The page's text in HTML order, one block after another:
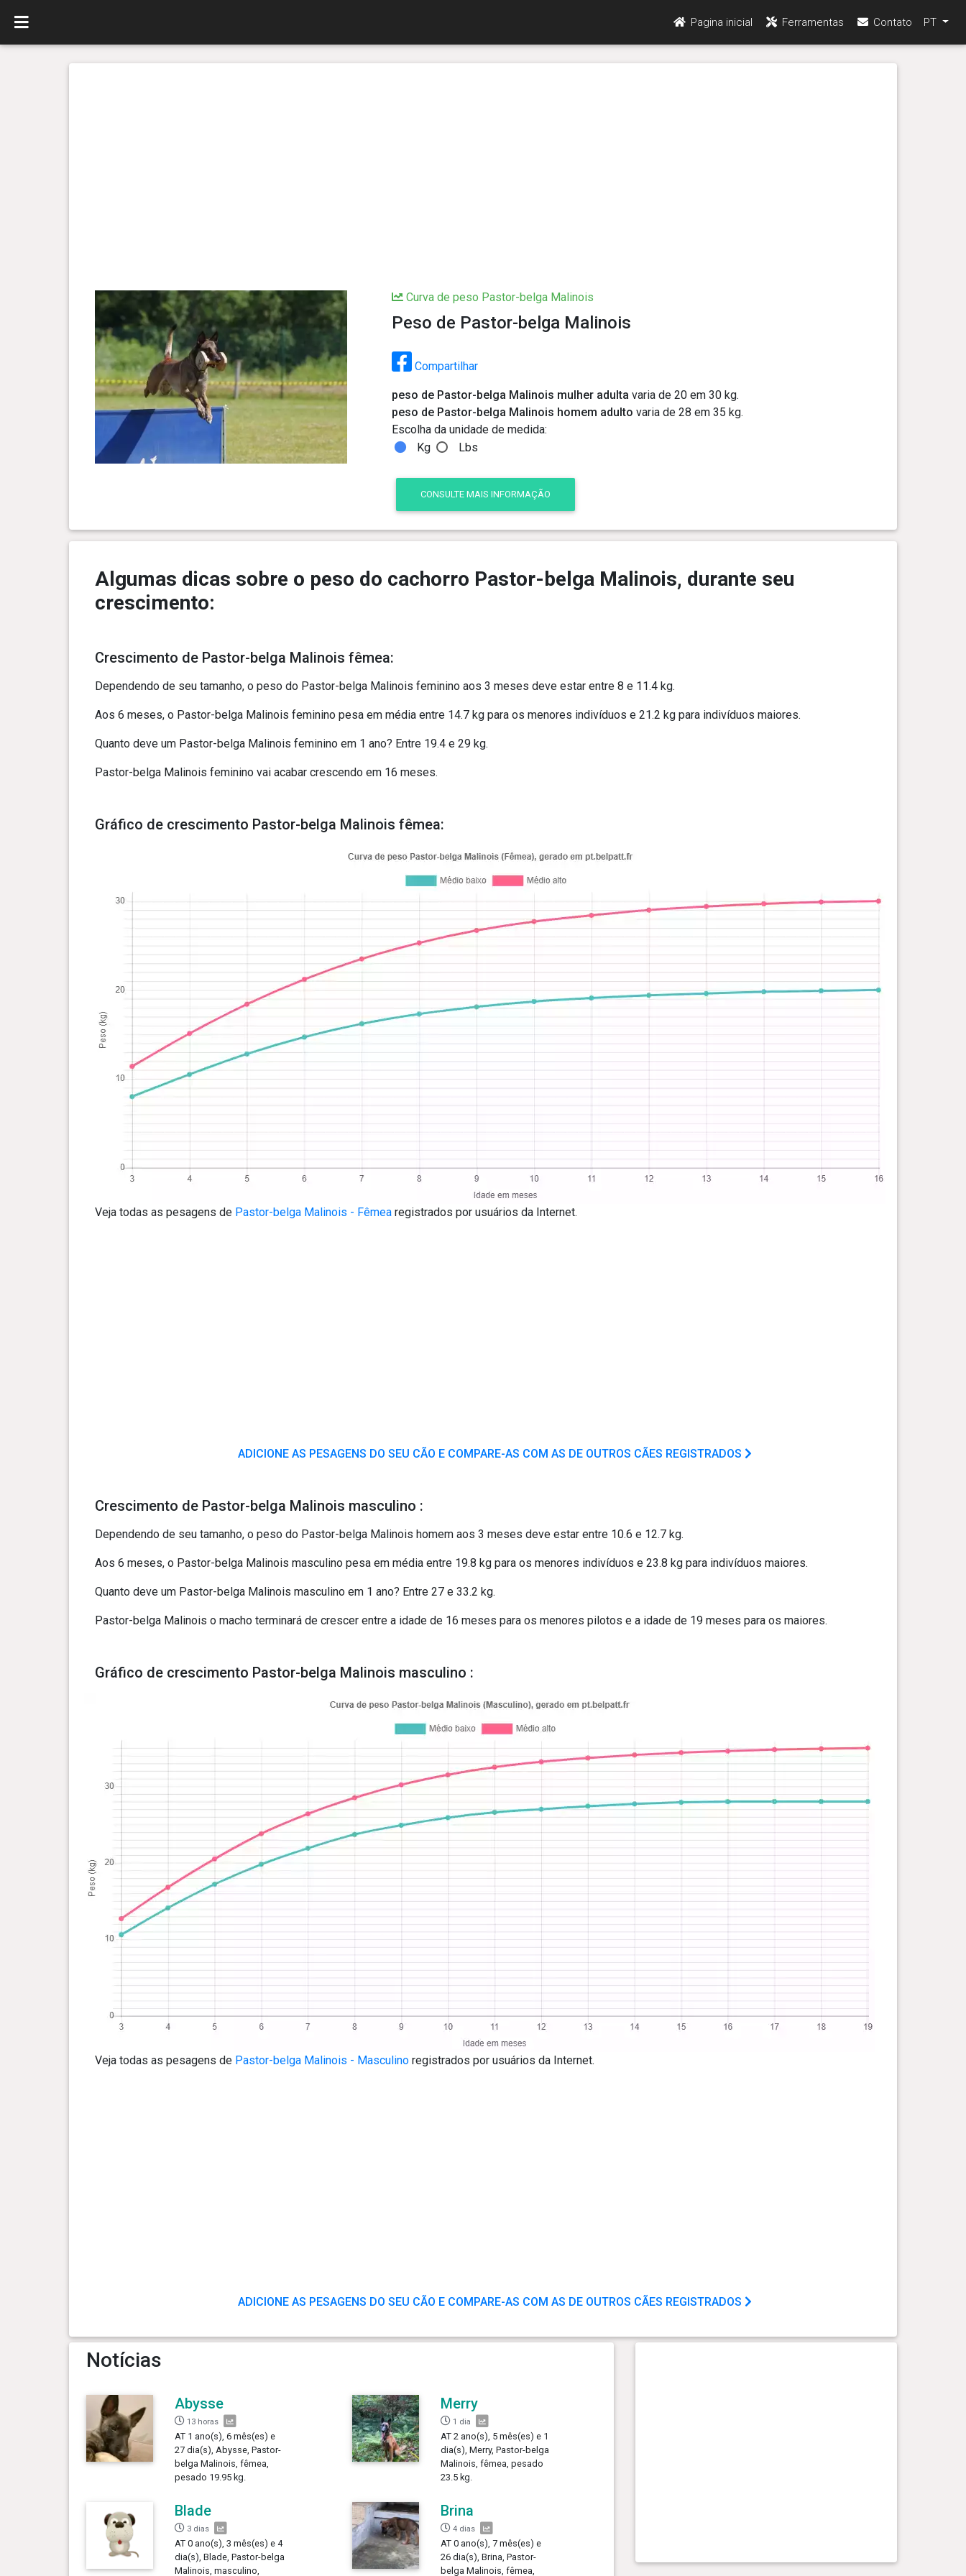
Pagina inicial Ferramentas Contato PT
Curva de peso Pastor-belga Malinois
Peso de Pastor-belga Malinois
Compartilhar
peso de Pastor-belga Malinois mulher adulta varia de 20 em 30 kg.
peso de Pastor-belga Malinois homem adulto varia de 28 em 35 kg.
Escolha da unidade de medida:
Kg
Lbs
CONSULTE MAIS INFORMAÇÃO
Algumas dicas sobre o peso do cachorro Pastor-belga Malinois, durante seu
crescimento:
Crescimento de Pastor-belga Malinois fêmea:
Dependendo de seu tamanho, o peso do Pastor-belga Malinois feminino aos 3 meses deve estar entre 8 e 11.4 kg.
Aos 6 meses, o Pastor-belga Malinois feminino pesa em média entre 14.7 kg para os menores indivíduos e 21.2 kg para indivíduos maiores.
Quanto deve um Pastor-belga Malinois feminino em 1 ano? Entre 19.4 e 29 kg.
Pastor-belga Malinois feminino vai acabar crescendo em 16 meses.
Gráfico de crescimento Pastor-belga Malinois fêmea:
Veja todas as pesagens de Pastor-belga Malinois - Fêmearegistrados por usuários da Internet.
ADICIONE AS PESAGENS DO SEU CÃO E COMPARE-AS COM AS DE OUTROS CÃES REGISTRADOS
Crescimento de Pastor-belga Malinois masculino :
Dependendo de seu tamanho, o peso do Pastor-belga Malinois homem aos 3 meses deve estar entre 10.6 e 12.7 kg.
Aos 6 meses, o Pastor-belga Malinois masculino pesa em média entre 19.8 kg para os menores indivíduos e 23.8 kg para indivíduos maiores.
Quanto deve um Pastor-belga Malinois masculino em 1 ano? Entre 27 e 33.2 kg.
Pastor-belga Malinois o macho terminará de crescer entre a idade de 16 meses para os menores pilotos e a idade de 19 meses para os maiores.
Gráfico de crescimento Pastor-belga Malinois masculino :
Veja todas as pesagens de Pastor-belga Malinois - Masculinoregistrados por usuários da Internet.
ADICIONE AS PESAGENS DO SEU CÃO E COMPARE-AS COM AS DE OUTROS CÃES REGISTRADOS
Notícias
Abysse
13 horas
AT 1 ano(s), 6 mês(es) e
27 dia(s), Abysse, Pastor-
belga Malinois, fêmea,
pesado 19.95 kg.
Merry
1 dia
AT 2 ano(s), 5 mês(es) e 1
dia(s), Merry, Pastor-belga
Malinois, fêmea, pesado
23.5 kg.
Blade
3 dias
AT 0 ano(s), 3 mês(es) e 4
dia(s), Blade, Pastor-belga
Malinois, masculino,
Brina
4 dias
AT 0 ano(s), 7 mês(es) e
26 dia(s), Brina, Pastor-
belga Malinois, fêmea,